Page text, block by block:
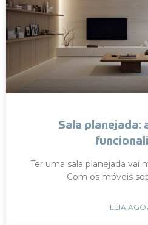
Sala planejada:
Ter uma sala planejada vai
Com os móveis
LEIA